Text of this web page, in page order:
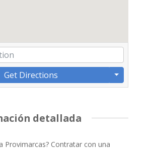
Get Directions
detallada
Provimarcas? Contratar con una